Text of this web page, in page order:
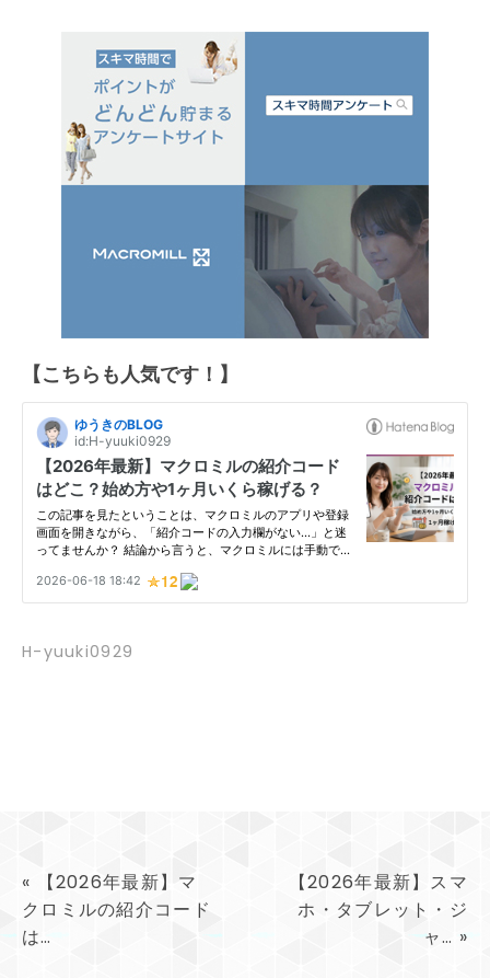
【こちらも人気です！】
H-yuuki0929
«
【2026年最新】マ
クロミルの紹介コード
は…
【2026年最新】スマ
ホ・タブレット・ジ
ャ… »